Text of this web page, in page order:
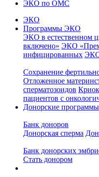
ЭКО по ОМС
ЭКО
Программы ЭКО
ЭКО в естественном
включено» ЭКО
инфицированных
Сохранение
Отложенное
сперматозоидов
пациентов с
Донорские программы
Банк доноров
Донорская сперма
Банк донорских
Стать донором